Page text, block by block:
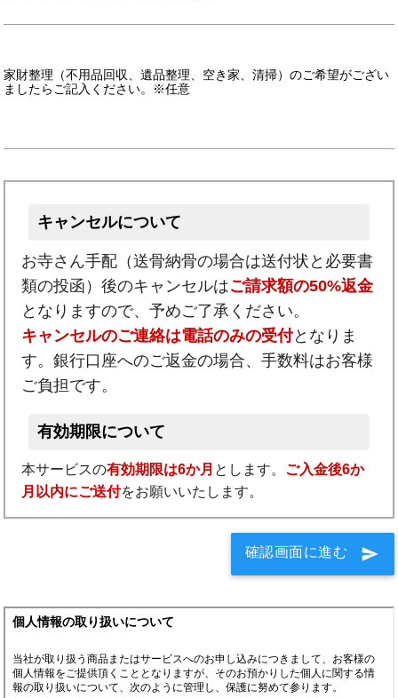
家財整理（不用品回収、遺品整理、空き家、清掃）のご希望がござい
ましたらご記入ください。※任意
キャンセルについて
お寺さん手配（送骨納骨の場合は送付状と必要書
類の投函）後のキャンセルはご請求額の50%返金
となりますので、予めご了承ください。
キャンセルのご連絡は電話のみの受付となりま
す。銀行口座へのご返金の場合、手数料はお客様
ご負担です。
有効期限について
本サービスの有効期限は6か月 とします。 ご入金後6か
月以内にご送付をお願いいたします。
確認画面に進む